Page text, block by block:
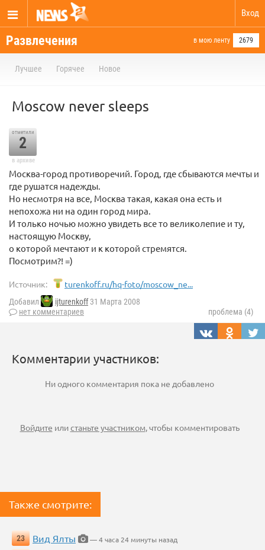
Вход
Развлечения в мою ленту 2679
Лучшее Горячее Новое
Moscow never sleeps
отметили
2
в архиве
Москва-город противоречий. Город, где сбываются мечты и
где рушатся надежды.
Но несмотря на все, Москва такая, какая она есть и
непохожа ни на один город мира.
И только ночью можно увидеть все то великолепие и ту,
настоящую Москву,
о которой мечтают и к которой стремятся.
Посмотрим?! =)
Источник: turenkoff.ru/hq-foto/moscow_ne...
Добавил ijturenkoff31 Марта 2008
нет комментариев
проблема (4)
Комментарии участников:
Ни одного комментария пока не добавлено
Войдите илистаньте участником, чтобы комментировать
Также смотрите:
23 Вид Ялты
— 4 часа 24 минуты назад